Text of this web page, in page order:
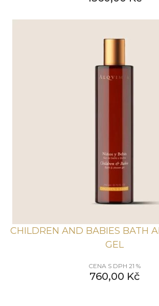
CHILDREN AND BABIES BATH
GEL
CENA S DPH 21 %
760,00 Kč